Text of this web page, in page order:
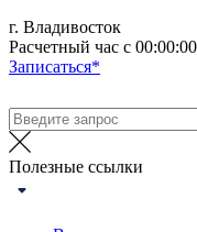
г. Владивосток
Расчетный час с
Записаться*
Полезные ссылки